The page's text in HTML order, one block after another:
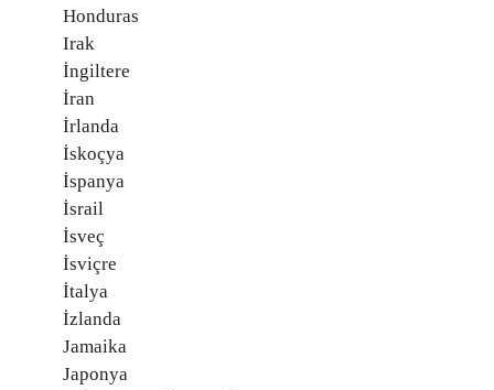
Honduras
Irak
İngiltere
İran
İrlanda
İskoçya
İspanya
İsrail
İsveç
İsviçre
İtalya
İzlanda
Jamaika
Japonya